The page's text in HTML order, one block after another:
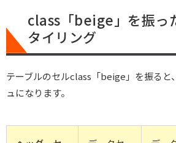
class「beige」を振っ
タイリング
テーブルのセルclass「beige」を振ると
ュになります。